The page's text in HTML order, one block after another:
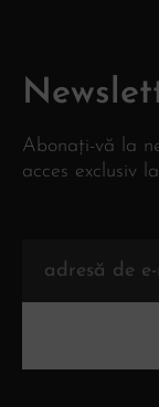
Abonați-vă la
acces exclusiv